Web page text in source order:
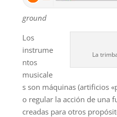
ground
La
Los
instrume
ntos
musicale
s son máquinas (artificios
o regular la acción de una
creadas para otros